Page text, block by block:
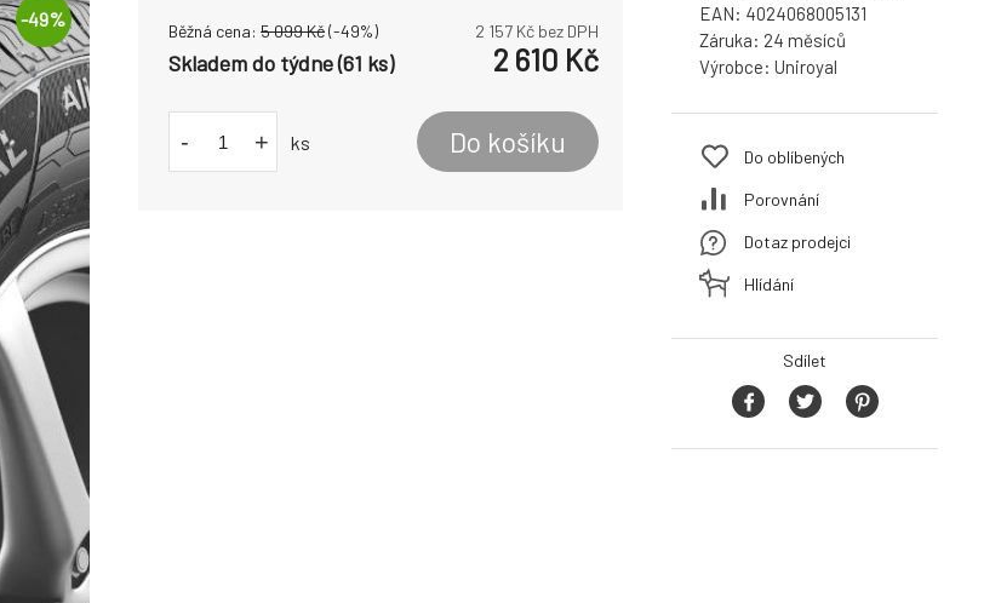
-49%
Běžná cena: 5 099Kč(-49%) 2 157 Kč bez DPH
Skladem do týdne (61 ks) 2 610 Kč
- + ks Do košíku
EAN: 4024068005131
Záruka: 24 měsíců
Výrobce: Uniroyal
Do oblíbených
Porovnání
Dotaz prodejci
Hlídání
Sdílet